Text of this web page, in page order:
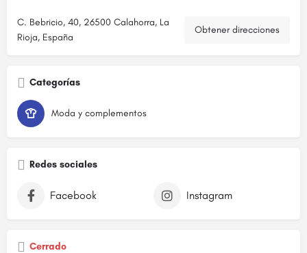
C. Bebricio, 40, 26500 Calahorra, La
Rioja, España
Obtener direcciones
Categorías
Moda y complementos
Redes sociales
Facebook Instagram
Cerrado